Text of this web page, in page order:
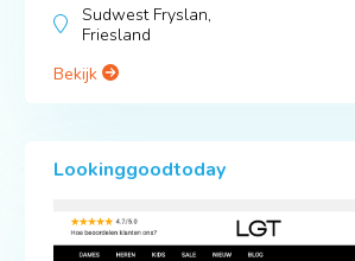
Sudwest Fryslan,
Friesland
Bekijk
Lookinggoodtoday